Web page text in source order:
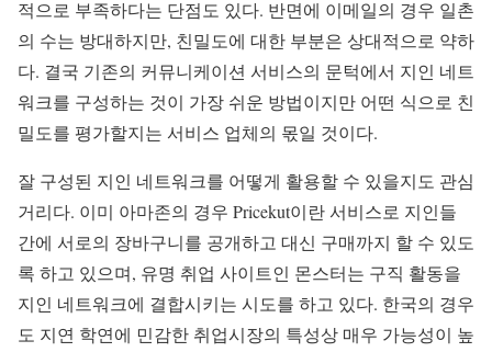
적으로 부족하다는 단점도 있다. 반면에 이메일의 경우 일촌
의 수는 방대하지만, 친밀도에 대한 부분은 상대적으로 약하
다. 결국 기존의 커뮤니케이션 서비스의 문턱에서 지인 네트
워크를 구성하는 것이 가장 쉬운 방법이지만 어떤 식으로 친
밀도를 평가할지는 서비스 업체의 몫일 것이다.
잘 구성된 지인 네트워크를 어떻게 활용할 수 있을지도 관심
거리다. 이미 아마존의 경우 Pricekut이란 서비스로 지인들
간에 서로의 장바구니를 공개하고 대신 구매까지 할 수 있도
록 하고 있으며, 유명 취업 사이트인 몬스터는 구직 활동을
지인 네트워크에 결합시키는 시도를 하고 있다. 한국의 경우
도 지연 학연에 민감한 취업시장의 특성상 매우 가능성이 높